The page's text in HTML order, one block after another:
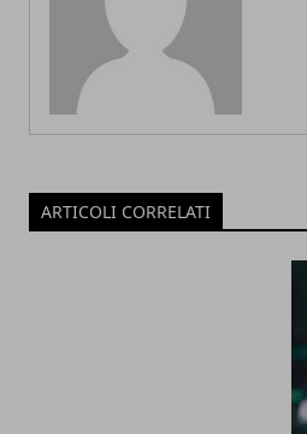
ARTICOLI CORRELATI